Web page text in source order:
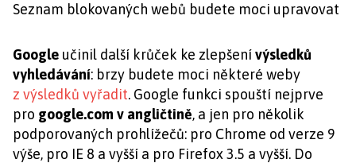
Seznam blokovaných webů budete moci upravovat
Google učinil další krůček ke zlepšenívýsledků
vyhledávání: brzy budete moci některé weby
z výsledků vyřadit. Google funkci spouští nejprve
pro google.com v angličtině, a jen pro několik
podporovaných prohlížečů: pro Chrome od verze 9
výše, pro IE 8 a vyšší a pro Firefox 3.5 a vyšší. Do